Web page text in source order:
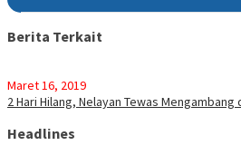
Berita Terkait
Maret 16, 2019
2 Hari Hilang, Nelayan Tewas Mengambang
Headlines